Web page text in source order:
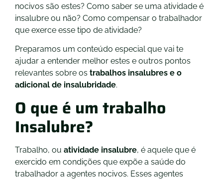
nocivos são estes? Como saber se uma atividade é
insalubre ou não? Como compensar o trabalhador
que exerce esse tipo de atividade?
Preparamos um conteúdo especial que vai te
ajudar a entender melhor estes e outros pontos
relevantes sobre os trabalhos insalubres e o
adicional de insalubridade.
O que é um trabalho
Insalubre?
Trabalho, ou atividade insalubre, é aquele que é
exercido em condições que expõe a saúde do
trabalhador a agentes nocivos. Esses agentes